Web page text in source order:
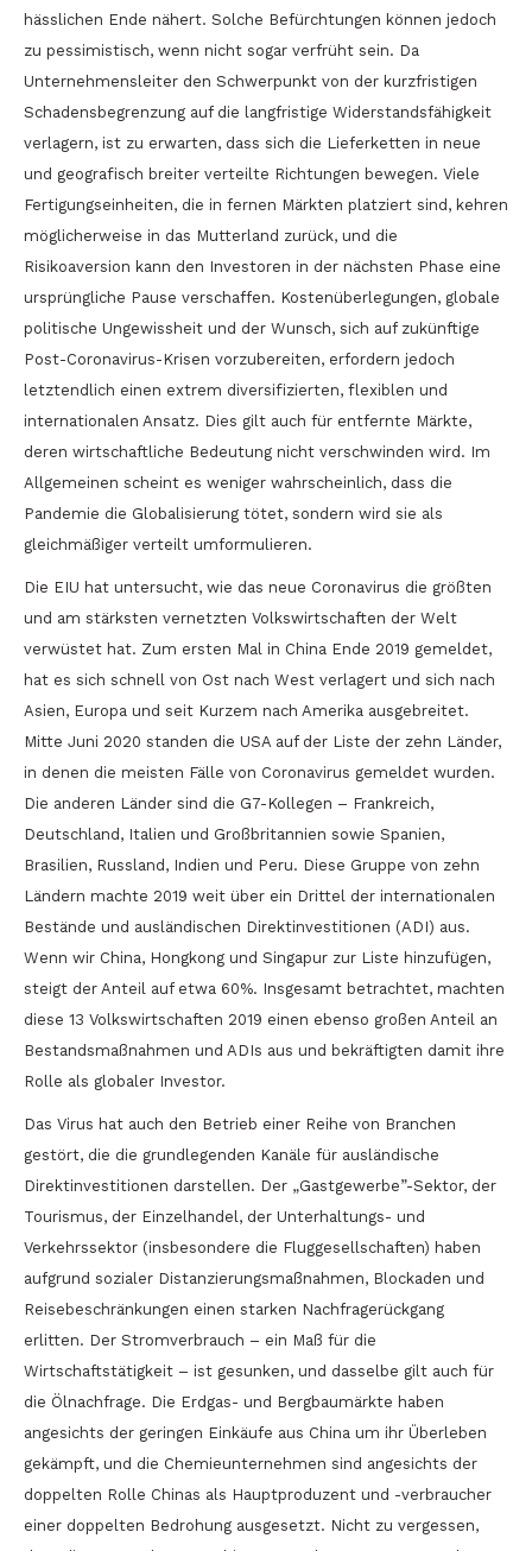
hässlichen Ende nähert. Solche Befürchtungen können jedoch
zu pessimistisch, wenn nicht sogar verfrüht sein. Da
Unternehmensleiter den Schwerpunkt von der kurzfristigen
Schadensbegrenzung auf die langfristige Widerstandsfähigkeit
verlagern, ist zu erwarten, dass sich die Lieferketten in neue
und geografisch breiter verteilte Richtungen bewegen. Viele
Fertigungseinheiten, die in fernen Märkten platziert sind, kehren
möglicherweise in das Mutterland zurück, und die
Risikoaversion kann den Investoren in der nächsten Phase eine
ursprüngliche Pause verschaffen. Kostenüberlegungen, globale
politische Ungewissheit und der Wunsch, sich auf zukünftige
Post-Coronavirus-Krisen vorzubereiten, erfordern jedoch
letztendlich einen extrem diversifizierten, flexiblen und
internationalen Ansatz. Dies gilt auch für entfernte Märkte,
deren wirtschaftliche Bedeutung nicht verschwinden wird. Im
Allgemeinen scheint es weniger wahrscheinlich, dass die
Pandemie die Globalisierung tötet, sondern wird sie als
gleichmäßiger verteilt umformulieren.
Die EIU hat untersucht, wie das neue Coronavirus die größten
und am stärksten vernetzten Volkswirtschaften der Welt
verwüstet hat. Zum ersten Mal in China Ende 2019 gemeldet,
hat es sich schnell von Ost nach West verlagert und sich nach
Asien, Europa und seit Kurzem nach Amerika ausgebreitet.
Mitte Juni 2020 standen die USA auf der Liste der zehn Länder,
in denen die meisten Fälle von Coronavirus gemeldet wurden.
Die anderen Länder sind die G7-Kollegen – Frankreich,
Deutschland, Italien und Großbritannien sowie Spanien,
Brasilien, Russland, Indien und Peru. Diese Gruppe von zehn
Ländern machte 2019 weit über ein Drittel der internationalen
Bestände und ausländischen Direktinvestitionen (ADI) aus.
Wenn wir China, Hongkong und Singapur zur Liste hinzufügen,
steigt der Anteil auf etwa 60%. Insgesamt betrachtet, machten
diese 13 Volkswirtschaften 2019 einen ebenso großen Anteil an
Bestandsmaßnahmen und ADIs aus und bekräftigten damit ihre
Rolle als globaler Investor.
Das Virus hat auch den Betrieb einer Reihe von Branchen
gestört, die die grundlegenden Kanäle für ausländische
Direktinvestitionen darstellen. Der „Gastgewerbe”-Sektor, der
Tourismus, der Einzelhandel, der Unterhaltungs- und
Verkehrssektor (insbesondere die Fluggesellschaften) haben
aufgrund sozialer Distanzierungsmaßnahmen, Blockaden und
Reisebeschränkungen einen starken Nachfragerückgang
erlitten. Der Stromverbrauch – ein Maß für die
Wirtschaftstätigkeit – ist gesunken, und dasselbe gilt auch für
die Ölnachfrage. Die Erdgas- und Bergbaumärkte haben
angesichts der geringen Einkäufe aus China um ihr Überleben
gekämpft, und die Chemieunternehmen sind angesichts der
doppelten Rolle Chinas als Hauptproduzent und -verbraucher
einer doppelten Bedrohung ausgesetzt. Nicht zu vergessen,